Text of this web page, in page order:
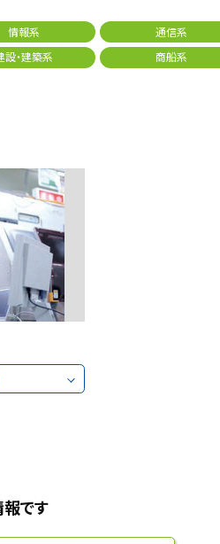
情報系 通信系
設・建築系 商船系
です